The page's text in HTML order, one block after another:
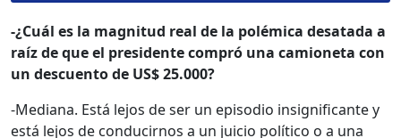
-¿Cuál es la magnitud real de la polémica desatada a
raíz de que el presidente compró una camioneta con
un descuento de US$ 25.000?
-Mediana. Está lejos de ser un episodio insignificante y
está lejos de conducirnos a un juicio político o a una